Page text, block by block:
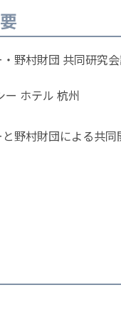
野村財団 共同研究
ー ホテル 杭州
野村財団による共同